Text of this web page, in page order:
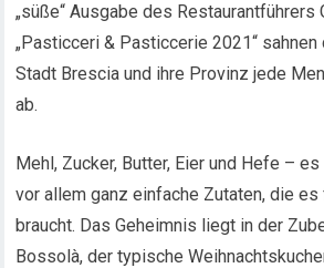
„süße“ Ausgabe des Restaurantführers
„Pasticceri & Pasticcerie 2021“
Stadt Brescia und ihre Provinz jede
ab.
Mehl, Zucker, Butter, Eier und Hefe –
vor allem ganz einfache Zutaten, die
braucht. Das Geheimnis liegt in der
Bossolà, der typische